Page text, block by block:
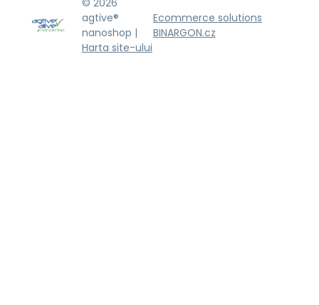
agtive®
nanoshop |
Harta site-ului
Ecommerce solutions
BINARGON.cz